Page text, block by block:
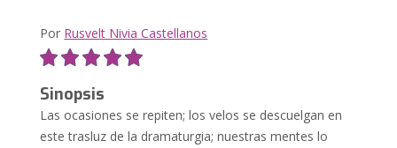
Por Rusvelt Nivia Castellanos
Sinopsis
Las ocasiones se repiten; los velos se descuelgan en
este trasluz de la dramaturgia; nuestras mentes lo